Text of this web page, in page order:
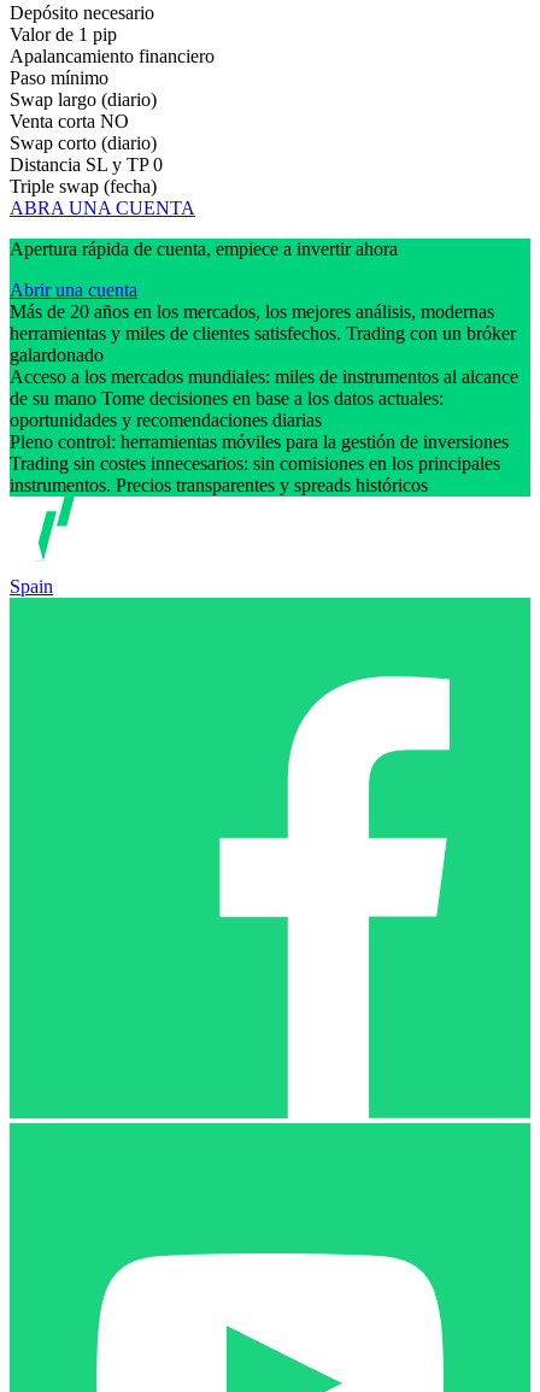
Depósito necesario
Valor de 1 pip
Apalancamiento financiero
Paso mínimo
Swap largo (diario)
Venta corta NO
Swap corto (diario)
Distancia SL y TP 0
Triple swap (fecha)
ABRA UNA CUENTA
Apertura rápida de cuenta, empiece a invertir ahora
Abrir una cuenta
Más de 20 años en los mercados, los mejores análisis, modernas
herramientas y miles de clientes satisfechos. Trading con un bróker
galardonado
Acceso a los mercados mundiales: miles de instrumentos al alcance
de su mano Tome decisiones en base a los datos actuales:
oportunidades y recomendaciones diarias
Pleno control: herramientas móviles para la gestión de inversiones
Trading sin costes innecesarios: sin comisiones en los principales
instrumentos. Precios transparentes y spreads históricos
Spain